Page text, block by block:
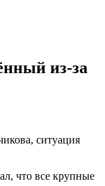
из-за
ситуация
что все крупные